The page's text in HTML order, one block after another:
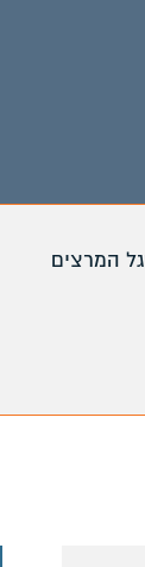
המרצים